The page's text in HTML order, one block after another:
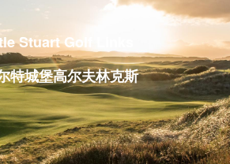
断制造“麻烦”的流量明星
Stuart Golf Links
特城堡高尔夫林克斯